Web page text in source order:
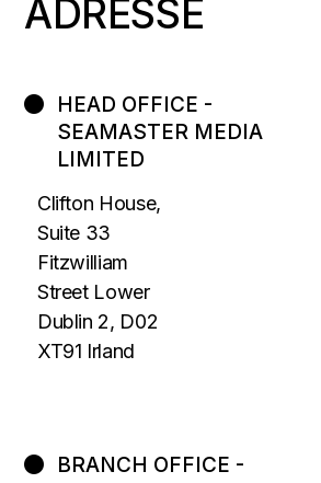
ADRESSE
HEAD OFFICE -
SEAMASTER MEDIA
LIMITED
Clifton House,
Suite 33
Fitzwilliam
Street Lower
Dublin 2, D02
XT91 Irland
BRANCH OFFICE -